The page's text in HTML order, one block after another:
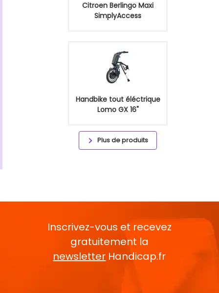
Citroen Berlingo Maxi
SimplyAccess
Handbike tout éléctrique
Lomo GX 16"
Plus de produits
Inscrivez-vous et recevez
gratuitement la
newsletter Handicap.fr